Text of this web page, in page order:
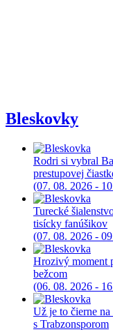
Bleskovky
Rodri si vybral
prestupovej
(07. 08. 2026 -
Turecké
tisícky fanúšikov
(07. 08. 2026 -
Hrozivý moment
bežcom
(06. 08. 2026 -
Už je to čierne
s Trabzonsporom